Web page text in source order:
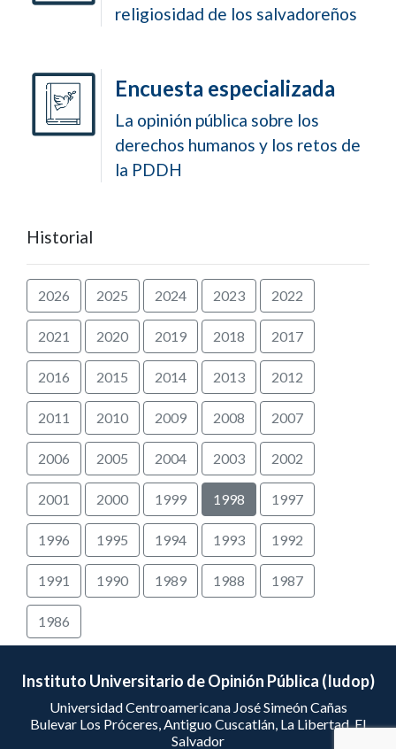
religiosidad de los salvadoreños
Encuesta especializada
La opinión pública sobre los
derechos humanos y los retos de
la PDDH
Historial
2026 2025 2024 2023 2022
2021 2020 2019 2018 2017
2016 2015 2014 2013 2012
2011 2010 2009 2008 2007
2006 2005 2004 2003 2002
2001 2000 1999 1998 1997
1996 1995 1994 1993 1992
1991 1990 1989 1988 1987
1986
Instituto Universitario de Opinión Pública (Iudop)
Universidad Centroamericana José Simeón Cañas
Bulevar Los Próceres, Antiguo Cuscatlán, La Libertad, El
Salvador